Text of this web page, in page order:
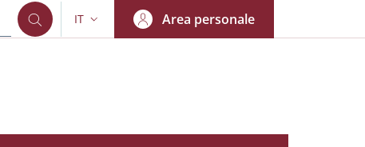
SELETTORE LINGUA: CURRENT LANGUAGE
IT Area personale